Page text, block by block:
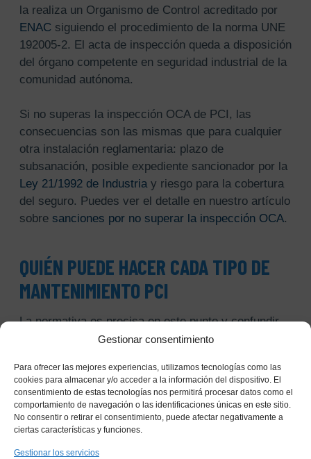
Gestionar consentimiento
Para ofrecer las mejores experiencias, utilizamos tecnologías como las
cookies para almacenar y/o acceder a la información del dispositivo. El
consentimiento de estas tecnologías nos permitirá procesar datos como el
comportamiento de navegación o las identificaciones únicas en este sitio.
No consentir o retirar el consentimiento, puede afectar negativamente a
ciertas características y funciones.
Gestionar los servicios
la realiza un Organismo de Control acreditado por
ENAC siguiendo el procedimiento de la norma UNE
192005-2. El acta de inspección queda a disposición
del órgano competente en seguridad industrial de la
comunidad autónoma.
Si no superas la inspección OCA de PCI, las
consecuencias son las mismas que para cualquier
otra instalación reglamentaria: plazo de
subsanación, posible expediente sancionador por la
Ley 21/1992 de Industriay riesgo para la cobertura
del seguro. Puedes ver el detalle en nuestro artículo
sobre sanciones por no superar la inspección OCA.
QUIÉN PUEDE HACER CADA TIPO DE
MANTENIMIENTO PCI
La normativa es precisa en este punto y confundir
los roles es uno de los errores más habituales:
TABLA I (TRIMESTRAL/SEMESTRAL): PERSONAL
DEL TITULAR, EMPRESA MANTENEDORA O
FABRICANTE
Tu propio personal de mantenimiento puede